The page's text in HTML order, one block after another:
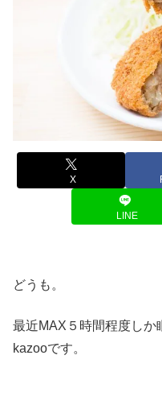
X
LINE
どうも。
最近MAX５時間程度しか
kazooです。